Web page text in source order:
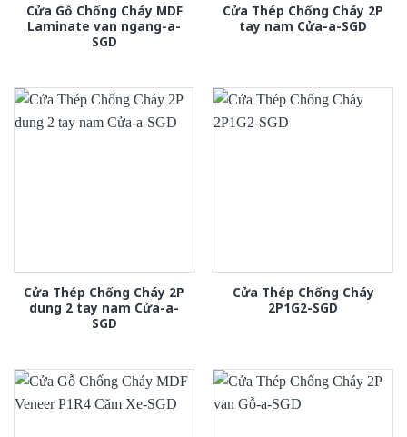
Cửa Gỗ Chống Cháy MDF
Laminate van ngang-a-
SGD
Cửa Thép Chống Cháy 2P
tay nam Cửa-a-SGD
Cửa Thép Chống Cháy 2P
dung 2 tay nam Cửa-a-
SGD
Cửa Thép Chống Cháy
2P1G2-SGD